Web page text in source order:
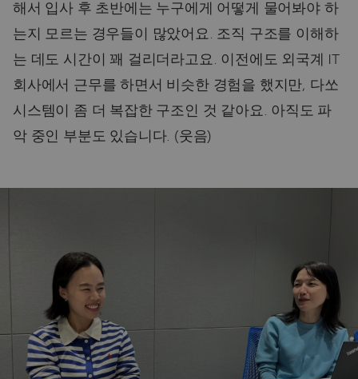
해서 입사 후 초반에는 누구에게 어떻게 물어봐야 하
는지 모르는 경우들이 많았어요. 조직 구조를 이해하
는 데도 시간이 꽤 걸리더라고요. 이전에도 외국계 IT
회사에서 근무를 하면서 비슷한 경험을 했지만, 다쏘
시스템이 좀 더 복잡한 구조인 것 같아요. 아직도 파
악 중인 부분도 있습니다. (웃음)